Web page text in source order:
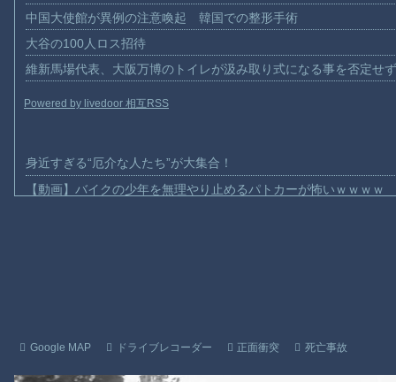
中国大使館が異例の注意喚起 韓国での整形手術
大谷の100人ロス招待
維新馬場代表、大阪万博のトイレが汲み取り式になる事を否定せ
Powered by livedoor 相互RSS
身近すぎる“厄介な人たち”が大集合！
【動画】バイクの少年を無理やり止めるパトカーが怖いｗｗｗｗ
Amazon「マンガ毎週末セール（50%還元）」アツいスポーツマ
Google MAP ドライブレコーダー 正面衝突 死亡事故